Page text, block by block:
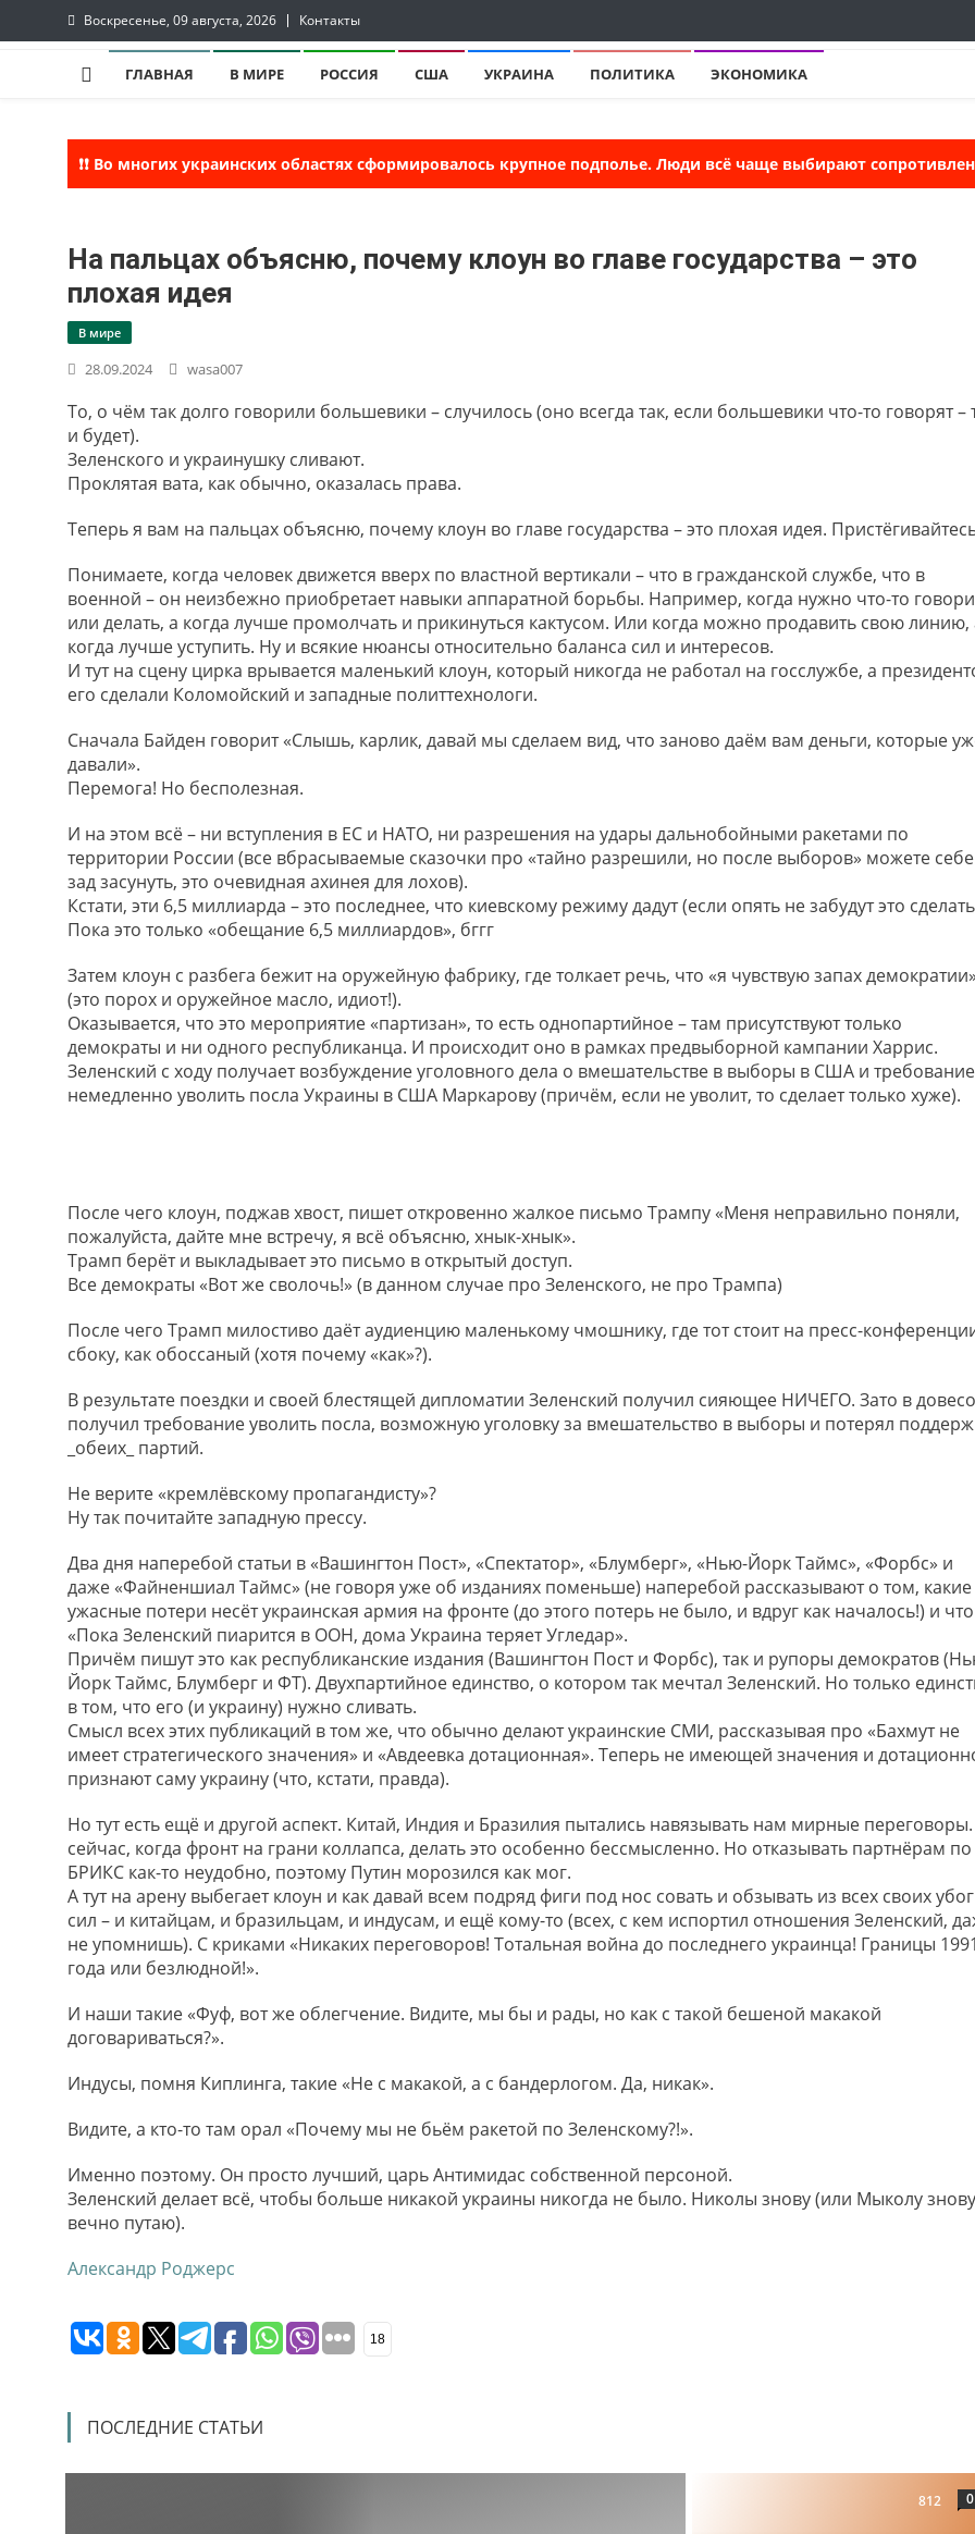
to
Воскресенье, 09 августа, 2026 Контакты
InfoRuss
InfoRuss — Новости
ГЛАВНАЯ В МИРЕ РОССИЯ США УКРАИНА ПОЛИТИКА ЭКОНОМИКА
❗❗ Во многих украинских областях сформировалось крупное подполье. Люди всё чаще выбирают
На пальцах объясню, почему клоун во главе государства – это
плохая идея
В мире
28.09.2024 wasa007
То, о чём так долго говорили большевики – случилось (оно всегда так, если большевики что-то говорят –
и будет).
Зеленского и украинушку сливают.
Проклятая вата, как обычно, оказалась права.
Теперь я вам на пальцах объясню, почему клоун во главе государства – это плохая идея.
Понимаете, когда человек движется вверх по властной вертикали – что в гражданской службе, что в
военной – он неизбежно приобретает навыки аппаратной борьбы. Например, когда нужно что-то
или делать, а когда лучше промолчать и прикинуться кактусом. Или когда можно продавить свою линию,
когда лучше уступить. Ну и всякие нюансы относительно баланса сил и интересов.
И тут на сцену цирка врывается маленький клоун, который никогда не работал на госслужбе, а
его сделали Коломойский и западные политтехнологи.
Сначала Байден говорит «Слышь, карлик, давай мы сделаем вид, что заново даём вам деньги, которые
давали».
Перемога! Но бесполезная.
И на этом всё – ни вступления в ЕС и НАТО, ни разрешения на удары дальнобойными ракетами по
территории России (все вбрасываемые сказочки про «тайно разрешили, но после выборов» можете
зад засунуть, это очевидная ахинея для лохов).
Кстати, эти 6,5 миллиарда – это последнее, что киевскому режиму дадут (если опять не забудут это
Пока это только «обещание 6,5 миллиардов», бггг
Затем клоун с разбега бежит на оружейную фабрику, где толкает речь, что «я чувствую запах
(это порох и оружейное масло, идиот!).
Оказывается, что это мероприятие «партизан», то есть однопартийное – там присутствуют только
демократы и ни одного республиканца. И происходит оно в рамках предвыборной кампании Харрис.
Зеленский с ходу получает возбуждение уголовного дела о вмешательстве в выборы в США и требование
немедленно уволить посла Украины в США Маркарову (причём, если не уволит, то сделает только хуже).
После чего клоун, поджав хвост, пишет откровенно жалкое письмо Трампу «Меня неправильно поняли,
пожалуйста, дайте мне встречу, я всё объясню, хнык-хнык».
Трамп берёт и выкладывает это письмо в открытый доступ.
Все демократы «Вот же сволочь!» (в данном случае про Зеленского, не про Трампа)
После чего Трамп милостиво даёт аудиенцию маленькому чмошнику, где тот стоит на пресс-
сбоку, как обоссаный (хотя почему «как»?).
В результате поездки и своей блестящей дипломатии Зеленский получил сияющее НИЧЕГО. Зато в
получил требование уволить посла, возможную уголовку за вмешательство в выборы и потерял
_обеих_ партий.
Не верите «кремлёвскому пропагандисту»?
Ну так почитайте западную прессу.
Два дня наперебой статьи в «Вашингтон Пост», «Спектатор», «Блумберг», «Нью-Йорк Таймс», «Форбс» и
даже «Файненшиал Таймс» (не говоря уже об изданиях поменьше) наперебой рассказывают о том, какие
ужасные потери несёт украинская армия на фронте (до этого потерь не было, и вдруг как началось!) и что
«Пока Зеленский пиарится в ООН, дома Украина теряет Угледар».
Причём пишут это как республиканские издания (Вашингтон Пост и Форбс), так и рупоры демократов
Йорк Таймс, Блумберг и ФТ). Двухпартийное единство, о котором так мечтал Зеленский. Но только
в том, что его (и украину) нужно сливать.
Смысл всех этих публикаций в том же, что обычно делают украинские СМИ, рассказывая про «Бахмут не
имеет стратегического значения» и «Авдеевка дотационная». Теперь не имеющей значения и
признают саму украину (что, кстати, правда).
Но тут есть ещё и другой аспект. Китай, Индия и Бразилия пытались навязывать нам мирные
сейчас, когда фронт на грани коллапса, делать это особенно бессмысленно. Но отказывать партнёрам по
БРИКС как-то неудобно, поэтому Путин морозился как мог.
А тут на арену выбегает клоун и как давай всем подряд фиги под нос совать и обзывать из всех своих
сил – и китайцам, и бразильцам, и индусам, и ещё кому-то (всех, с кем испортил отношения Зеленский,
не упомнишь). С криками «Никаких переговоров! Тотальная война до последнего украинца! Границы
года или безлюдной!».
И наши такие «Фуф, вот же облегчение. Видите, мы бы и рады, но как с такой бешеной макакой
договариваться?».
Индусы, помня Киплинга, такие «Не с макакой, а с бандерлогом. Да, никак».
Видите, а кто-то там орал «Почему мы не бьём ракетой по Зеленскому?!».
Именно поэтому. Он просто лучший, царь Антимидас собственной персоной.
Зеленский делает всё, чтобы больше никакой украины никогда не было. Николы знову (или Мыколу
вечно путаю).
Александр Роджерс
18
ПОСЛЕДНИЕ СТАТЬИ
812 0